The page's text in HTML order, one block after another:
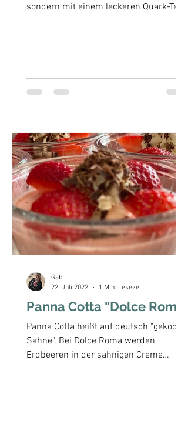
sondern mit einem leckeren Quark-Teig
Panna Cotta "Dolce Roma"
Panna Cotta heißt auf deutsch "gekochte
Sahne". Bei Dolce Roma werden
Erdbeeren in der sahnigen Creme
Gabi
22. Juli 2022
1 Min. Lesezeit